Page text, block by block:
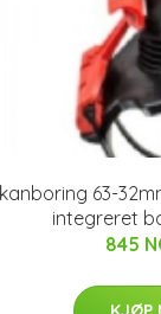
63-
integreret
845